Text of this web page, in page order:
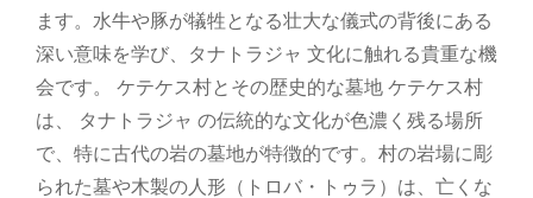
ます。水牛や豚が犠牲となる壮大な儀式の背後にある
深い意味を学び、タナトラジャ 文化に触れる貴重な機
会です。 ケテケス村とその歴史的な墓地 ケテケス村
は、 タナトラジャ の伝統的な文化が色濃く残る場所
で、特に古代の岩の墓地が特徴的です。村の岩場に彫
られた墓や木製の人形（トロバ・トゥラ）は、亡くな